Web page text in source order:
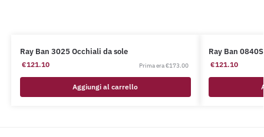
Ray Ban 3025 Occhiali da sole
€173.00
€121.10
Aggiungi al carrello
Ray Ban
€121.10